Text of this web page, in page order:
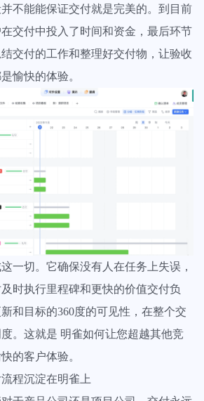
不能能保证交付就是完美的。到目前
交付中投入了时间和资金，最后环节
交付的工作和整理好交付物，让验收
愉快的体验。
一切。它确保没有人在任务上失误，
时执行里程碑和更快的价值交付负
和目标的360度的可见性，在整个交
。这就是 明雀如何让您超越其他竞
的客户体验。
程沉淀在明雀上